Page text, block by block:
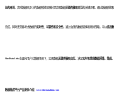
总的来说 ，实时数据同步中的数据转换和映射是实现数据 无缝传输和交互的关键步骤。通过数据转换
完成，同时还需要考虑数据的 实时性、可靠性和安全性 。通过合理的数据转换和映射策略，可以提高
FineDataLink 在面向用户大数据场景下，实现数据 无缝传输和交互 、满足实时和离线数据采集、集成、
数据集成平台产品更多介绍： www.finedatalink.com